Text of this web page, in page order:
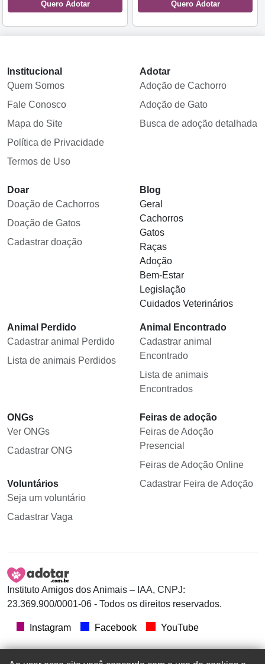
Quero Adotar Quero Adotar
Institucional
Quem Somos
Fale Conosco
Mapa do Site
Política de Privacidade
Termos de Uso
Adotar
Adoção de Cachorro
Adoção de Gato
Busca de adoção detalhada
Doar
Doação de Cachorros
Doação de Gatos
Cadastrar doação
Blog
Geral
Cachorros
Gatos
Raças
Adoção
Bem-Estar
Legislação
Cuidados Veterinários
Animal Perdido
Cadastrar animal Perdido
Lista de animais Perdidos
Animal Encontrado
Cadastrar animal
Encontrado
Lista de animais
Encontrados
ONGs
Ver ONGs
Cadastrar ONG
Voluntários
Seja um voluntário
Cadastrar Vaga
Feiras de adoção
Feiras de Adoção
Presencial
Feiras de Adoção Online
Cadastrar Feira de Adoção
Instituto Amigos dos Animais – IAA, CNPJ:
23.369.900/0001-06 - Todos os direitos reservados.
Instagram Facebook YouTube